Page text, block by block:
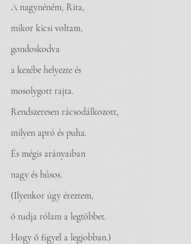
A nagynéném, Rita,
mikor kicsi voltam,
gondoskodva
a kezébe helyezte és
mosolygott rajta.
Rendszeresen rácsodálkozott,
milyen apró és puha.
És mégis arányaiban
nagy és húsos.
(Ilyenkor úgy éreztem,
ő tudja rólam a legtöbbet.
Hogy ő figyel a legjobban.)